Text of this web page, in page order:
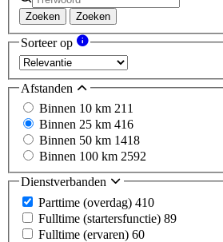
Zoeken Zoeken
Sorteer op
Afstanden
Binnen 10 km 211
Binnen 25 km 416
Binnen 50 km 1418
Binnen 100 km 2592
Dienstverbanden
Parttime (overdag) 410
Fulltime (startersfunctie) 89
Fulltime (ervaren) 60